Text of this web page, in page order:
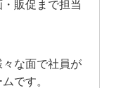
販促まで担当
な面で社員が
です。